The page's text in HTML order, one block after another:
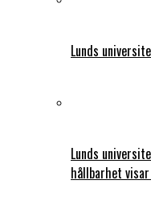
Lunds
Lunds
hållbarhet